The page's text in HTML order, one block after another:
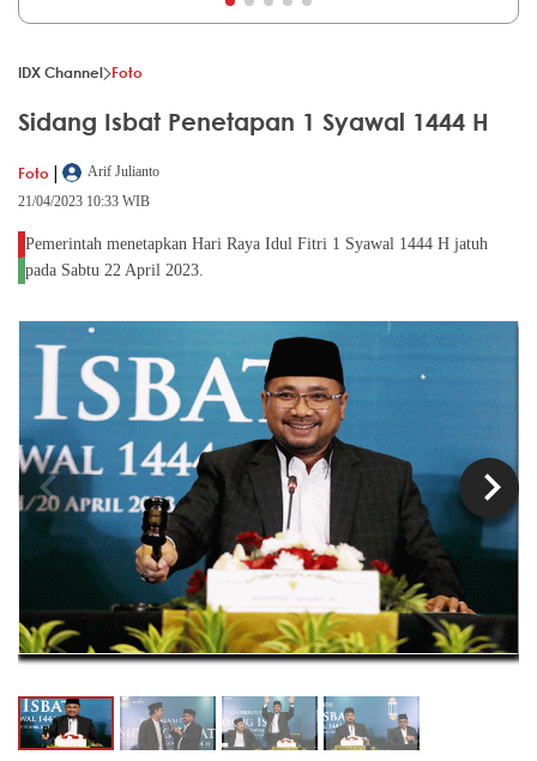
IDX Channel Foto
Sidang Isbat Penetapan 1 Syawal 1444 H
Foto |
Arif Julianto
21/04/2023 10:33 WIB
Pemerintah menetapkan Hari Raya Idul Fitri 1 Syawal 1444 H jatuh
pada Sabtu 22 April 2023.
chevron_right
chevron_left